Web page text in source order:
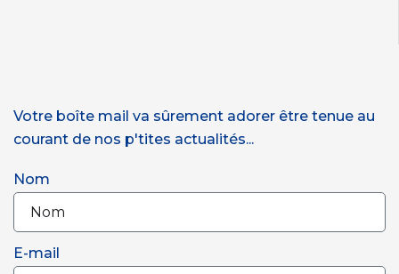
Votre boîte mail va sûrement adorer être tenue au
courant de nos p'tites actualités...
Nom
E-mail